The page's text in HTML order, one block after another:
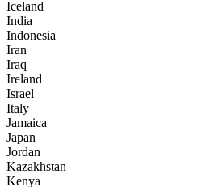
Iceland
India
Indonesia
Iran
Iraq
Ireland
Israel
Italy
Jamaica
Japan
Jordan
Kazakhstan
Kenya